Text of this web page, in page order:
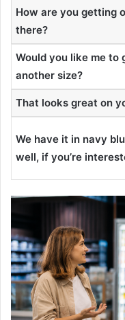
How are you getting
there?
Would you like me to
another size?
That looks great on
We have it in navy
well, if you’re